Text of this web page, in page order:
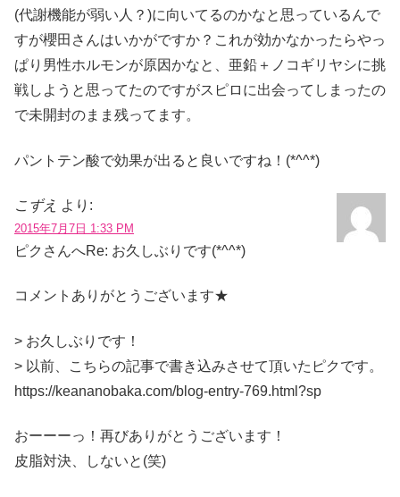
(代謝機能が弱い人？)に向いてるのかなと思っているんで
すが櫻田さんはいかがですか？これが効かなかったらやっ
ぱり男性ホルモンが原因かなと、亜鉛＋ノコギリヤシに挑
戦しようと思ってたのですがスピロに出会ってしまったの
で未開封のまま残ってます。
パントテン酸で効果が出ると良いですね！(*^^*)
こずえ より:
2015年7月7日 1:33 PM
ピクさんへRe: お久しぶりです(*^^*)
コメントありがとうございます★
> お久しぶりです！
> 以前、こちらの記事で書き込みさせて頂いたピクです。
https://keananobaka.com/blog-entry-769.html?sp
おーーーっ！再びありがとうございます！
皮脂対決、しないと(笑)